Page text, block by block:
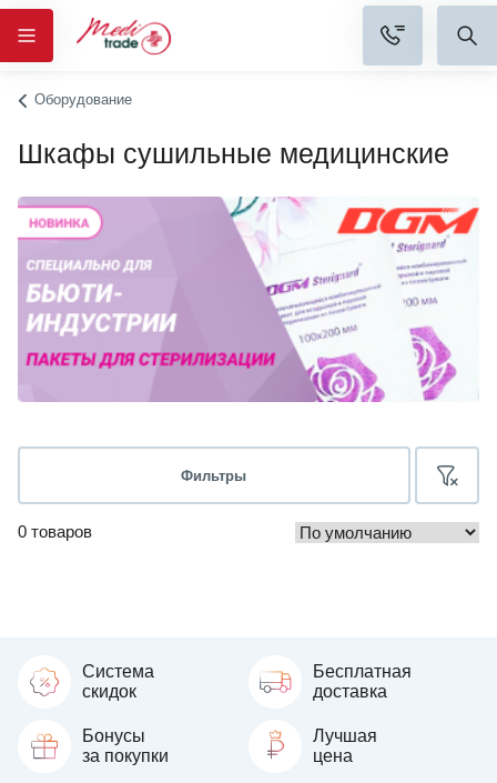
Оборудование
Шкафы сушильные медицинские
Фильтры
0 товаров
Система
скидок
Бесплатная
доставка
Бонусы
за покупки
Лучшая
цена